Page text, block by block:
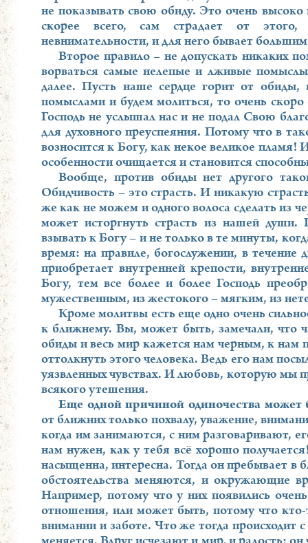
не показывать свою обиду. Это очень
скорее всего, сам страдает от этого,
невнимательности, и для него бывает
Второе правило – не допускать никаких
ворваться самые нелепые и лживые
далее. Пусть наше сердце горит от
помыслами и будем молиться, то очень
Господь не услышал нас и не подал Свою
для духовного преуспеяния. Потому что в
возносится к Богу, как некое великое
особенности очищается и становится
Вообще, против обиды нет другого
Обидчивость – это страсть. И никакую
же как не можем и одного волоса сделать из
может исторгнуть страсть из нашей души.
взывать к Богу – и не только в те минуты,
время: на правиле, богослужении, в
приобретает внутренней крепости,
Богу, тем все более и более Господь
мужественным, из жестокого – мягким, из
Кроме молитвы есть еще одно очень
к ближнему. Вы, может быть, замечали, что
обиды и весь мир кажется нам черным, к нам
оттолкнуть этого человека. Ведь его нам
уязвленных чувствах. И любовь, которую мы
всякого утешения.
Еще одной причиной одиночества может
от ближних только похвалу, уважение,
когда им занимаются, с ним разговаривают,
нам нужен, как у тебя всё хорошо
насыщенна, интересна. Тогда он пребывает в
обстоятельства меняются, и окружающие
Например, потому что у них появились
отношения, или может быть, потому что
внимании и заботе. Что же тогда происходит